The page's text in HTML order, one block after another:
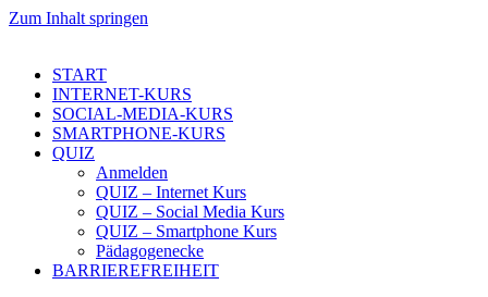
Zum Inhalt springen
START
INTERNET-KURS
SOCIAL-MEDIA-KURS
SMARTPHONE-KURS
QUIZ
Anmelden
QUIZ – Internet Kurs
QUIZ – Social Media Kurs
QUIZ – Smartphone Kurs
Pädagogenecke
BARRIEREFREIHEIT